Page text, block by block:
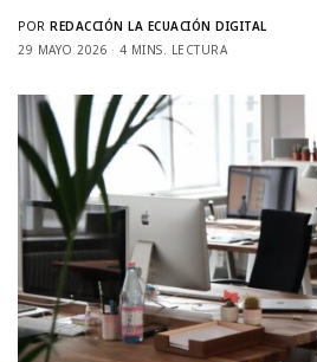
POR REDACCIÓN LA ECUACIÓN DIGITAL
29 MAYO 2026
4 MINS. LECTURA